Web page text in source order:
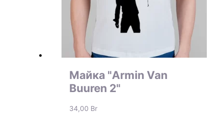
Майка "Armin Van
Buuren 2"
34,00 Br